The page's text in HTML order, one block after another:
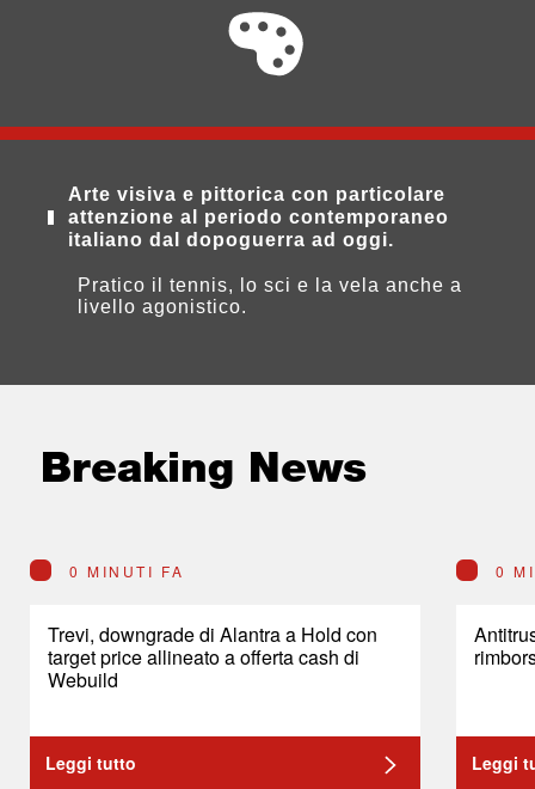
Arte visiva e pittorica con particolare
attenzione al periodo contemporaneo
italiano dal dopoguerra ad oggi.
Pratico il tennis, lo sci e la vela anche a
livello agonistico.
Breaking News
0 MINUTI FA
Trevi, downgrade di Alantra a Hold con
target price allineato a offerta cash di
Webuild
Leggi tutto
0
Leggi